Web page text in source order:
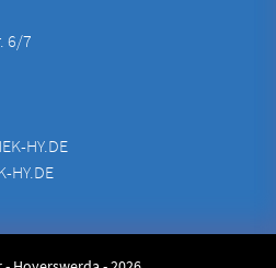
6/7
HY.DE
HY.DE